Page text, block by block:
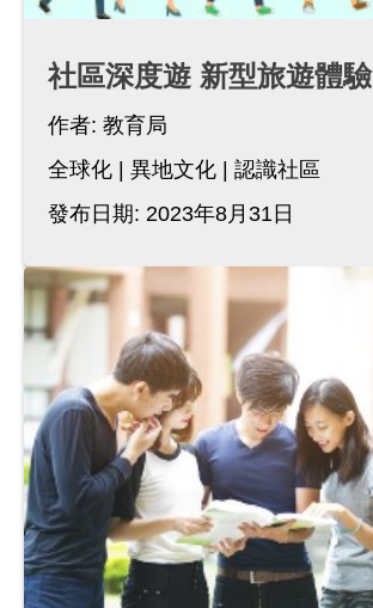
社區深度遊 新型旅遊體驗
作者: 教育局
全球化
異地文化
認識社區
發布日期: 2023年8月31日